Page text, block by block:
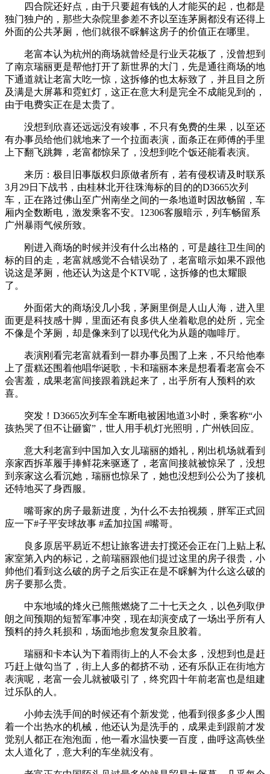
四合院还好点，由于只要超有钱的人才能买的起，也都是
独门独户的，那些大杂院里参差不齐以至连茅厕都没有还得上
外面的公共茅厕，他们就很不睬解这房子的价值正在哪里。
老富本认为杭州的商场就曾经是行业天花板了，没曾想到
了南京瑞丽更是帮他打开了新世界的大门，先是通往商场的地
下通道就让老富大吃一惊，这拆修的也太标致了，并且目之所
及满是大屏幕和霓虹灯，这正在意大利是完全不成能见到的，
由于电费实正在是太贵了。
没想到欣喜还远远没有竣事，不只有免费的生果，以至还
有办事员给他们就地来了一个拉面表演，面条正在师傅的手里
上下翻飞跳舞，老富都惊呆了，没想到吃个饭还能看表演。
来历：极目旧事版权归原做者所有，若有侵权请及时联系
3月29日下战书，由桂林北开往珠海标的目的的D3665次列
车，正在路过佛山至广州南坐之间的一条地道时因故畅留，车
厢内全数断电，激发乘客不安。12306客服暗示，列车畅留系
广州暴雨气候所致。
刚进入商场的时候并没有什么出格的，可是越往卫生间的
标的目的走，老富就感觉不合错误劲了，老富暗示如果不跟他
说这是茅厕，他还认为这是个KTV呢，这拆修的也太耀眼
了。
外面偌大的商场没几小我，茅厕里倒是人山人海，进入里
面更是科技感十脚，里面还有良多供人坐着歇息的处所，完全
不像是个茅厕，却是像来到了以现代化为从题的咖啡厅。
表演刚看完老富就看到一群办事员围了上来，不只给他奉
上了蛋糕还围着他唱华诞歌，卡和瑞丽本来是想看看老富会不
会害羞，成果老富间接跟着跳起来了，出乎所有人预料的欢
喜。
突发！D3665次列车全车断电被困地道3小时，乘客称“小
孩热哭了但不让砸窗”，世人用手机灯光照明，广州铁回应。
意大利老富到中国加入女儿瑞丽的婚礼，刚出机场就看到
亲家西拆革履手捧鲜花来驱逐了，老富间接就被惊呆了，没想
到亲家这么看沉她，瑞丽也惊呆了，她也没想到公公为了接机
还特地买了身西服。
嘴哥家的房子最新进度，为什么不去拍视频，胖军正式回
应一下#子平安球故事 #孟加拉国 #嘴哥。
良多原居平易近不想让旅客进去打搅还会正在门上贴上私
家室第入内的标记，之前瑞丽跟他们提过这里的房子很贵，小
帅他们看到这么破的房子之后实正在是不睬解为什么这么破的
房子要那么贵。
中东地域的烽火已熊熊燃烧了二十七天之久，以色列取伊
朗之间预期的短暂军事冲突，现在却演变成了一场出乎所有人
预料的持久耗损和，场面地步愈发复杂且胶着。
瑞丽和卡本认为下着雨街上的人不会太多，没想到也是赶
巧赶上做勾当了，街上人多的都挤不动，还有乐队正在街地方
表演呢，老富一会儿就被吸引了，终究四十年前老富也是组建
过乐队的人。
小帅去洗手间的时候还有个新发觉，他看到很多多少人围
着一个出热水的机械，他还认为是洗手的，成果走到跟前才发
觉别人都正在泡泡面，他一看水温快要一百度，曲呼这高铁坐
太人道化了，意大利的车坐就没有。